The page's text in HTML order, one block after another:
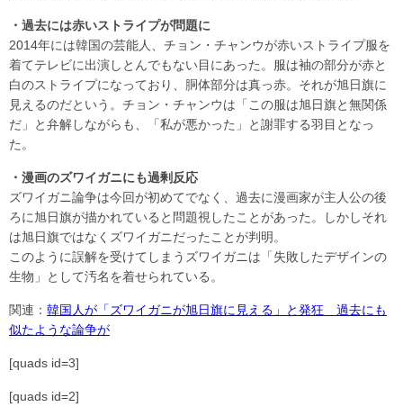
・過去には赤いストライプが問題に
2014年には韓国の芸能人、チョン・チャンウが赤いストライプ服を
着てテレビに出演しとんでもない目にあった。服は袖の部分が赤と
白のストライプになっており、胴体部分は真っ赤。それが旭日旗に
見えるのだという。チョン・チャンウは「この服は旭日旗と無関係
だ」と弁解しながらも、「私が悪かった」と謝罪する羽目となっ
た。
・漫画のズワイガニにも過剰反応
ズワイガニ論争は今回が初めてでなく、過去に漫画家が主人公の後
ろに旭日旗が描かれていると問題視したことがあった。しかしそれ
は旭日旗ではなくズワイガニだったことが判明。
このように誤解を受けてしまうズワイガニは「失敗したデザインの
生物」として汚名を着せられている。
関連： 韓国人が「ズワイガニが旭日旗に見える」と発狂 過去にも
似たような論争が
[quads id=3]
[quads id=2]